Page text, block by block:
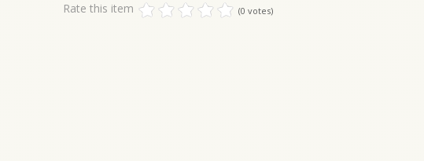
Rate this item (0 votes)